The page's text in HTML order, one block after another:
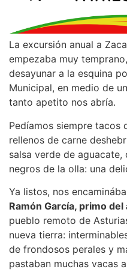
La excursión anual a
empezaba muy
desayunar a la esquina
Municipal, en medio de
tanto apetito nos abría.
Pedíamos siempre tacos
rellenos de carne
salsa verde de
negros de la olla: una
Ya listos, nos
Ramón García, primo del
pueblo remoto de
nueva tierra:
de frondosos perales y
pastaban muchas vacas